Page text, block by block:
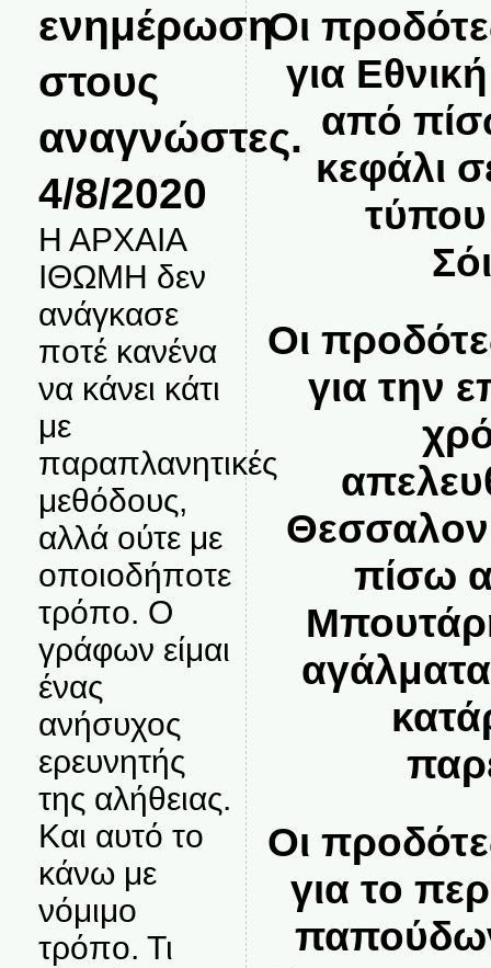
ενημέρωση
στους
αναγνώστες.
4/8/2020
Η ΑΡΧΑΙΑ
ΙΘΩΜΗ δεν
ανάγκασε
ποτέ κανένα
να κάνει κάτι
με
παραπλανητικές
μεθόδους,
αλλά ούτε με
οποιοδήποτε
τρόπο. Ο
γράφων είμαι
ένας
ανήσυχος
ερευνητής
της αλήθειας.
Και αυτό το
κάνω με
νόμιμο
τρόπο. Τι
Οι
για
από
κεφάλι
τύπου
Οι
για την
πίσω
Οι
για το